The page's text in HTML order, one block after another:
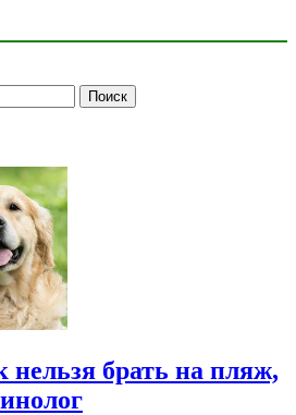
нельзя брать на пляж,